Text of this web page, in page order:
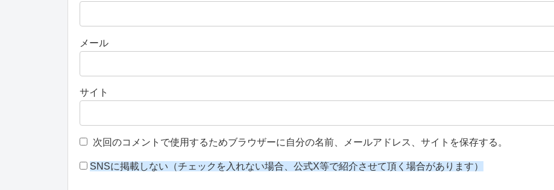
メール
サイト
次回のコメントで使用するためブラウザーに自分の名前、メールアドレス、サイトを保存する。
SNSに掲載しない（チェックを入れない場合、公式X等で紹介させて頂く場合があります）